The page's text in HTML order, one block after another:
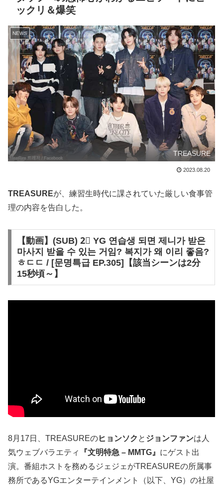
ックリ＆爆笑
NEWS
TREASURE
2023.08.20
TREASUREが、練習生時代に課されていた厳しい食事管
理の内容を告白した。
【動画】(SUB) 2⃣ YG 연습생 되면 제니가 받은
마사지 받을 수 있는 거임? 복지가 왜 이리 좋음?
ㅎㄷㄷ / [문명특급 EP.305]【該当シーンは2分
15秒頃～】
8月17日、TREASUREのヒョンソク と ジョンファンは人
気ウェブバラエティ
『文明特急 – MMTG』 にゲスト出
演。番組ホストを務めるジェジェがTREASUREの所属事
務所であるYGエンターテインメント（以下、YG）の社屋